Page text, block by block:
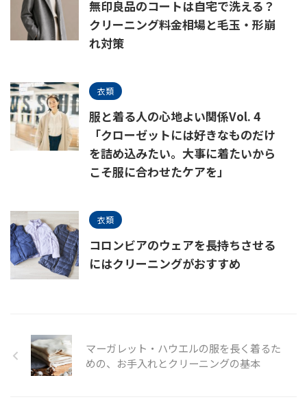
無印良品のコートは自宅で洗える？
クリーニング料金相場と毛玉・形崩
れ対策
衣類
服と着る人の心地よい関係Vol. 4
「クローゼットには好きなものだけ
を詰め込みたい。大事に着たいから
こそ服に合わせたケアを」
衣類
コロンビアのウェアを長持ちさせる
にはクリーニングがおすすめ
マーガレット・ハウエルの服を長く着るた
めの、お手入れとクリーニングの基本